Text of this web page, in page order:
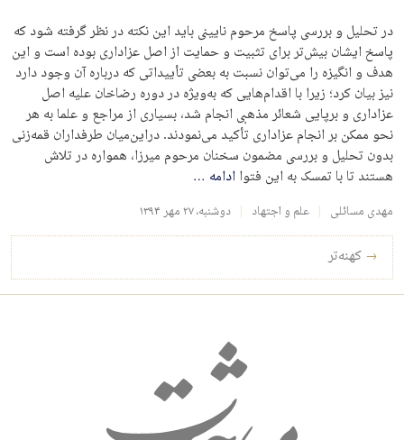
در تحلیل و بررسی پاسخ مرحوم نایینی باید این نکته در نظر گرفته شود که
پاسخ ایشان بیش‌تر برای تثبیت و حمایت از اصل عزاداری بوده است و این
هدف و انگیزه را می‌توان نسبت‌ به بعضی تأییداتی که درباره آن وجود دارد
نیز بیان کرد؛ زیرا با اقدام‌هایی که به‌ویژه در دوره رضاخان علیه اصل
عزاداری و برپایی شعائر مذهبی انجام شد، بسیاری از مراجع و علما به هر
نحو ممکن بر انجام عزاداری تأکید می‌نمودند. دراین‌میان طرفداران قمه‌زنی
بدون تحلیل و بررسی مضمون سخنان مرحوم میرزا، همواره در تلاش
هستند تا با تمسک به این فتواادامه …
مهدی مسائلی علم و اجتهاد دوشنبه، ۲۷ مهر ۱۳۹۴
راه‌بری نوشته‌ها
→ کهنه‌تر